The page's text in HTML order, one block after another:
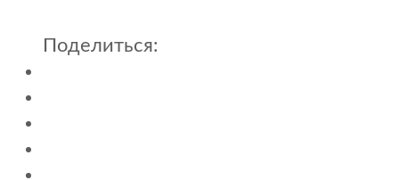
Поделиться: